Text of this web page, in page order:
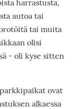
harrastusta,
autoa tai
tai muita
olisi
- oli kyse sitten
ovat
alkaessa